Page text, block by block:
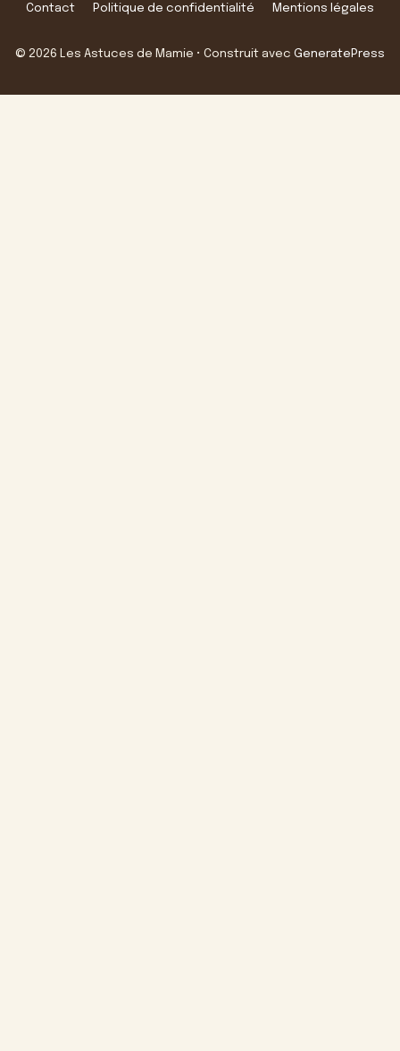
Contact Politique de confidentialité Mentions légales
© 2026 Les Astuces de Mamie • Construit avec GeneratePress